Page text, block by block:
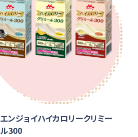
エンジョイハイカロリークリミー
ル300